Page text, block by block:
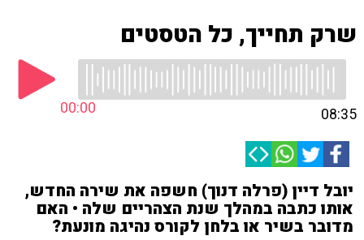
שרק תחייך, כל הטסטים
00:00 08:35
יובל דיין (פרלה דנוך) חשפה את שירה החדש,
אותו כתבה במהלך שנת הצהריים שלה • האם
מדובר בשיר או בלחן לקורס נהיגה מונעת?